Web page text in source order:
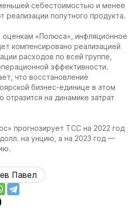
себестоимостью и менее
реализации попутного продукта.
оценкам «Полюса», инфляционное
компенсировано реализацией
расходов по всей группе,
эффективности.
что восстановление
бизнес-единице в этом
отразится на динамике затрат
прогнозирует ТСС на 2022 год
на унцию, а на 2023 год —
Павел